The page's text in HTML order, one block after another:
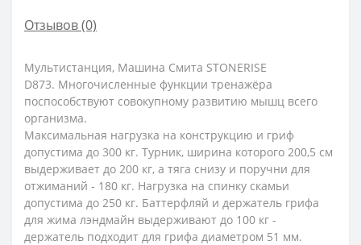
Отзывов (0)
Мультистанция, Машина Смита STONERISE
D873. Многочисленные функции тренажёра
поспособствуют совокупному развитию мышц всего
организма.
Максимальная нагрузка на конструкцию и гриф
допустима до 300 кг. Турник, ширина которого 200,5 см
выдерживает до 200 кг, а тяга снизу и поручни для
отжиманий - 180 кг. Нагрузка на спинку скамьи
допустима до 250 кг. Баттерфляй и держатель грифа
для жима лэндмайн выдерживают до 100 кг -
держатель подходит для грифа диаметром 51 мм.